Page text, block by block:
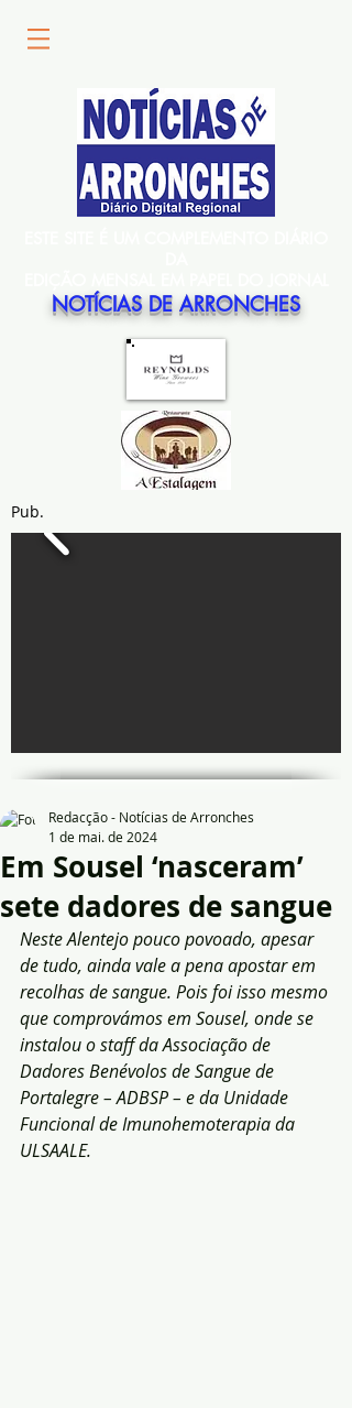
NOTÍCIAS DE ARRONCHES
Pub.
Em Sousel ‘nasceram’
sete dadores de sangue
Redacção - Notícias de Arronches
1 de mai. de 2024
Neste Alentejo pouco povoado, apesar
de tudo, ainda vale a pena apostar em
recolhas de sangue. Pois foi isso mesmo
que comprovámos em Sousel, onde se
instalou o staff da Associação de
Dadores Benévolos de Sangue de
Portalegre – ADBSP – e da Unidade
Funcional de Imunohemoterapia da
ULSAALE.